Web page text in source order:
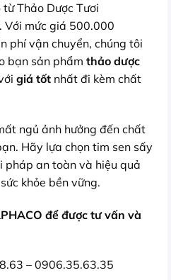
Thảo Dược Tươi
Với mức giá 500.000
phí vận chuyển, chúng tôi
bạn sản phẩm thảo dược
giá tốt nhất đi kèm chất
ngủ ảnh hưởng đến chất
Hãy lựa chọn tim sen sấy
pháp an toàn và hiệu quả
khỏe bền vững.
để được tư vấn và
– 0906.35.63.35